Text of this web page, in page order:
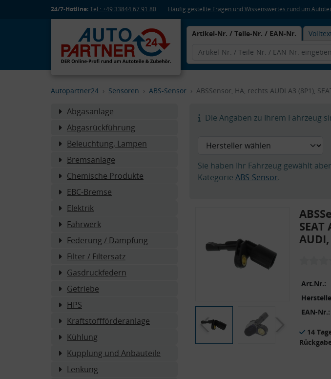
24/7-Hotline:Tel.: +49 33844 67 91 80 Häufig gestellte Fragen und Wissenswertes rund um
Artikel-Nr. / Teile-Nr. / EAN-Nr.
Autopartner24 Sensoren ABS-Sensor ABSSensor, HA, rechts AUDI A3 (8P1),
Abgasanlage
Abgasrückführung
Beleuchtung, Lampen
Bremsanlage
Chemische Produkte
EBC-Bremse
Elektrik
Fahrwerk
Federung / Dämpfung
Filter / Filtersatz
Gasdruckfedern
Getriebe
HPS
Kraftstoffförderanlage
Kühlung
Kupplung und Anbauteile
Lenkung
Die Angaben zu Ihrem Fahrzeug
Sie haben Ihr Fahrzeug gewählt
Kategorie ABS-Sensor.
AUDI,
Art.Nr.:
EAN-Nr.:
14